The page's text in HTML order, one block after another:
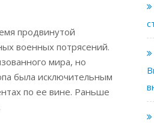
продвинутой
военных потрясений.
мира, но
была исключительным
по ее вине. Раньше